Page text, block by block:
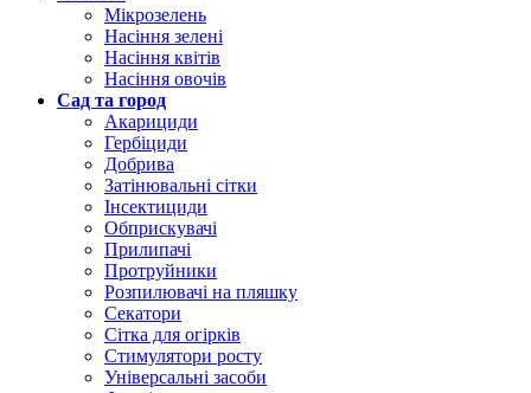
Мікрозелень
Насіння зелені
Насіння квітів
Насіння овочів
Сад та город
Акарициди
Гербіциди
Добрива
Затінювальні сітки
Інсектициди
Обприскувачі
Прилипачі
Протруйники
Розпилювачі на пляшку
Секатори
Сітка для огірків
Стимулятори росту
Універсальні засоби